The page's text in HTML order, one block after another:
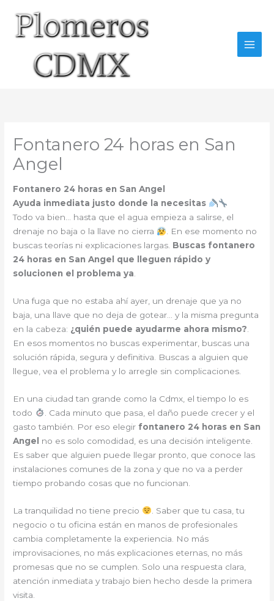
contenido
Fontanero 24 horas en San
Angel
Fontanero 24 horas en San Angel
Ayuda inmediata justo donde la necesitas
Todo va bien… hasta que el agua empieza a salirse, el
drenaje no baja o la llave no cierra
. En ese momento no
buscas teorías ni explicaciones largas. Buscas fontanero
24 horas en San Angel que lleguen rápido y
solucionen el problema ya.
Una fuga que no estaba ahí ayer, un drenaje que ya no
baja, una llave que no deja de gotear… y la misma pregunta
en la cabeza: ¿quién puede ayudarme ahora mismo?
En esos momentos no buscas experimentar, buscas una
solución rápida, segura y definitiva. Buscas a alguien que
llegue, vea el problema y lo arregle sin complicaciones.
En una ciudad tan grande como la Cdmx, el tiempo lo es
todo
. Cada minuto que pasa, el daño puede crecer y el
gasto también. Por eso elegir fontanero 24 horas en San
Angel
no es solo comodidad, es una decisión inteligente.
Es saber que alguien puede llegar pronto, que conoce las
instalaciones comunes de la zona y que no va a perder
tiempo probando cosas que no funcionan.
La tranquilidad no tiene precio
. Saber que tu casa, tu
negocio o tu oficina están en manos de profesionales
cambia completamente la experiencia. No más
improvisaciones, no más explicaciones eternas, no más
promesas que no se cumplen. Solo una respuesta clara,
atención inmediata y trabajo bien hecho desde la primera
visita.